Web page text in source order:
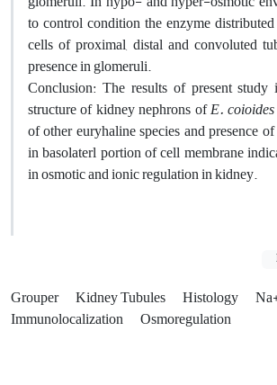
to control condition the enzyme
cells of proximal, distal and convoluted
presence in glomeruli.
Conclusion: The results of present study
structure of kidney nephrons ofE. coioides
of other euryhaline species and presence
in basolaterl portion of cell membrane
in osmotic and ionic regulation in kidney.
Grouper Kidney Tubules Histology
Immunolocalization
Osmoregulation